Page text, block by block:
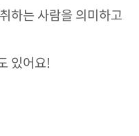
하는 사람을 의미하고
있어요!